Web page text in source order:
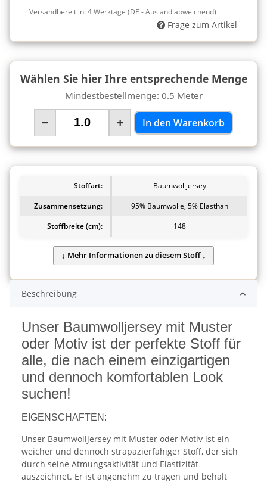
Versandbereit in:4 Werktage (DE - Ausland abweichend)
Frage zum Artikel
Wählen Sie hier Ihre entsprechende Menge
Mindestbestellmenge: 0.5 Meter
− + In den Warenkorb
Stoffart:
Baumwolljersey
Zusammensetzung:
95% Baumwolle, 5% Elasthan
Stoffbreite (cm):
148
Beschreibung
Unser Baumwolljersey mit Muster
oder Motiv ist der perfekte Stoff für
alle, die nach einem einzigartigen
und dennoch komfortablen Look
suchen!
EIGENSCHAFTEN:
Unser Baumwolljersey mit Muster oder Motiv ist ein
weicher und dennoch strapazierfähiger Stoff, der sich
durch seine Atmungsaktivität und Elastizität
auszeichnet. Er ist angenehm zu tragen und behält